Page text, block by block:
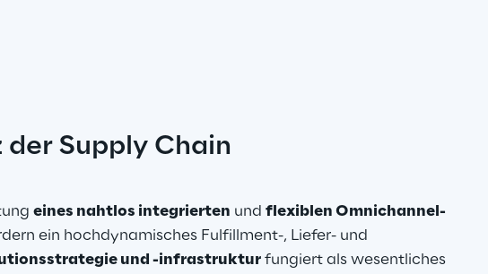
Supply Chain
eines nahtlos integrierten und flexiblen Omnichannel-
ein hochdynamisches Fulfillment-, Liefer- und
und -infrastruktur fungiert als wesentliches